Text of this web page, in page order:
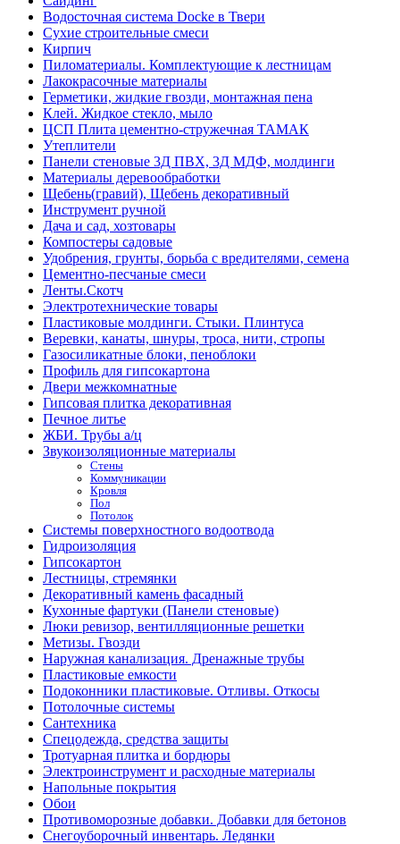
Водосточная система Docke в Твери
Сухие строительные смеси
Кирпич
Пиломатериалы. Комплектующие к лестницам
Лакокрасочные материалы
Герметики, жидкие гвозди, монтажная пена
Клей. Жидкое стекло, мыло
ЦСП Плита цементно-стружечная ТАМАК
Утеплители
Панели стеновые 3Д ПВХ, 3Д МДФ, молдинги
Материалы деревообработки
Щебень(гравий), Щебень декоративный
Инструмент ручной
Дача и сад, хозтовары
Компостеры садовые
Удобрения, грунты, борьба с вредителями, семена
Цементно-песчаные смеси
Ленты.Скотч
Электротехнические товары
Пластиковые молдинги. Стыки. Плинтуса
Веревки, канаты, шнуры, троса, нити, стропы
Газосиликатные блоки, пеноблоки
Профиль для гипсокартона
Двери межкомнатные
Гипсовая плитка декоративная
Печное литье
ЖБИ. Трубы а/ц
Звукоизоляционные материалы
Стены
Коммуникации
Кровля
Пол
Потолок
Системы поверхностного водоотвода
Гидроизоляция
Гипсокартон
Лестницы, стремянки
Декоративный камень фасадный
Кухонные фартуки (Панели стеновые)
Люки ревизор, вентилляционные решетки
Метизы. Гвозди
Наружная канализация. Дренажные трубы
Пластиковые емкости
Подоконники пластиковые. Отливы. Откосы
Потолочные системы
Сантехника
Спецодежда, средства защиты
Тротуарная плитка и бордюры
Электроинструмент и расходные материалы
Напольные покрытия
Обои
Противоморозные добавки. Добавки для бетонов
Снегоуборочный инвентарь. Ледянки